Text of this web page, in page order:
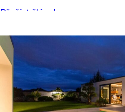
Přečíst článek